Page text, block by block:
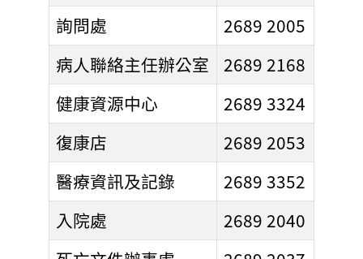
詢問處
2689 2005
病人聯絡主任辦公室
2689 2168
健康資源中心
2689 3324
復康店
2689 2053
醫療資訊及記錄
2689 3352
入院處
2689 2040